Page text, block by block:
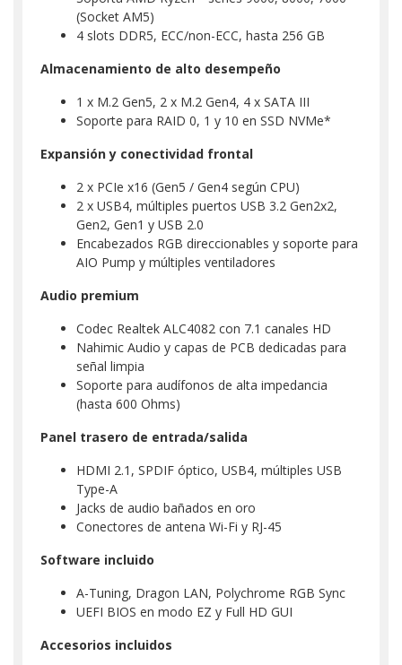
(Socket AM5)
4 slots DDR5, ECC/non-ECC, hasta 256 GB
Almacenamiento de alto desempeño
1 x M.2 Gen5, 2 x M.2 Gen4, 4 x SATA III
Soporte para RAID 0, 1 y 10 en SSD NVMe*
Expansión y conectividad frontal
2 x PCIe x16 (Gen5 / Gen4 según CPU)
2 x USB4, múltiples puertos USB 3.2 Gen2x2,
Gen2, Gen1 y USB 2.0
Encabezados RGB direccionables y soporte para
AIO Pump y múltiples ventiladores
Audio premium
Codec Realtek ALC4082 con 7.1 canales HD
Nahimic Audio y capas de PCB dedicadas para
señal limpia
Soporte para audífonos de alta impedancia
(hasta 600 Ohms)
Panel trasero de entrada/salida
HDMI 2.1, SPDIF óptico, USB4, múltiples USB
Type-A
Jacks de audio bañados en oro
Conectores de antena Wi-Fi y RJ-45
Software incluido
A-Tuning, Dragon LAN, Polychrome RGB Sync
UEFI BIOS en modo EZ y Full HD GUI
Accesorios incluidos